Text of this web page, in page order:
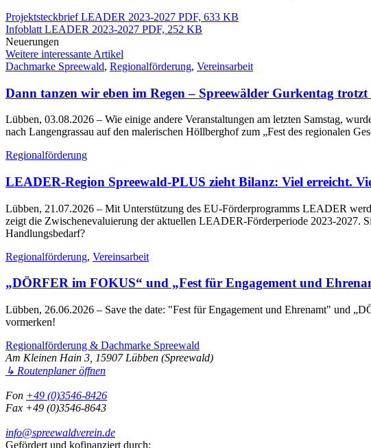
Projektsteckbrief LEADER 2023-2027 PDF, 633 KB
Infoblatt LEADER 2023-2027 PDF, 252 KB
Neuerungen
Weitere interessante Artikel
Dachmarke Spreewald, Regionalförderung, Vereinsarbeit
Dann tanzen wir eben im Regen – Spreewälder Gurkentag trotzt
Lübben, 03.08.2026 – Wie einige andere Veranstaltungen am letzten Samstag,
nach Langengrassau auf den malerischen Höllberghof zum „Fest des regionalen
Regionalförderung
LEADER-Region Spreewald-PLUS zieht Bilanz: Viel erreicht.
Lübben, 21.07.2026 – Mit Unterstützung des EU-Förderprogramms LEADER
zeigt die Zwischenevaluierung der aktuellen LEADER-Förderperiode 2023-2027.
Handlungsbedarf?
Regionalförderung, Vereinsarbeit
„DÖRFER im FOKUS“ und „Fest für Engagement und
Lübben, 26.06.2026 – Save the date: "Fest für Engagement und Ehrenamt" und
vormerken!
Regionalförderung & Dachmarke Spreewald
Am Kleinen Hain 3, 15907 Lübben (Spreewald)
↳ Routenplaner öffnen
Fon +49 (0)3546-8426
Fax +49 (0)3546-8643
info@spreewaldverein.de
Gefördert und kofinanziert durch: